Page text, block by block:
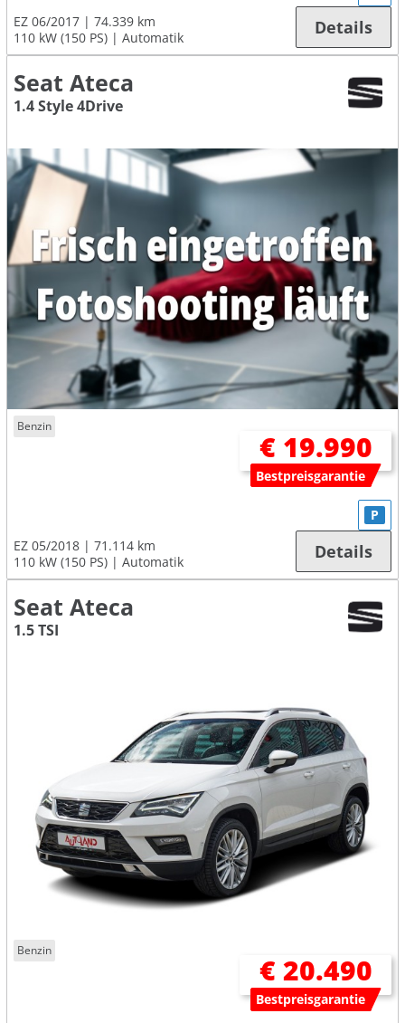
EZ 06/2017
74.339 km
110 kW (150 PS)
Automatik Details
Seat Ateca
1.4 Style 4Drive
Benzin
€ 19.990
Bestpreisgarantie
EZ 05/2018
71.114 km
110 kW (150 PS)
Automatik
P
Details
Seat Ateca
1.5 TSI
Benzin
€ 20.490
Bestpreisgarantie